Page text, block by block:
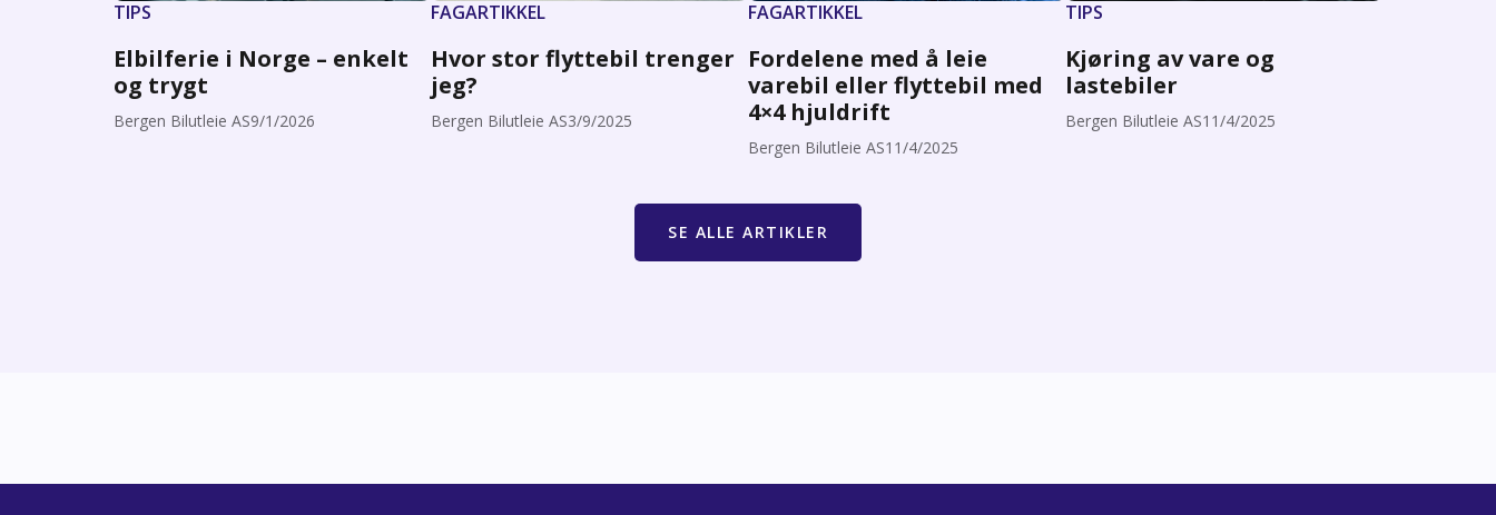
TIPS
Elbilferie i Norge – enkelt
og trygt
Bergen Bilutleie AS9/1/2026
FAGARTIKKEL
Hvor stor flyttebil trenger
jeg?
Bergen Bilutleie AS3/9/2025
FAGARTIKKEL
Fordelene med å leie
varebil eller flyttebil med
4×4 hjuldrift
Bergen Bilutleie AS11/4/2025
TIPS
Kjøring av vare og
lastebiler
Bergen Bilutleie AS11/4/2025
SE ALLE ARTIKLER